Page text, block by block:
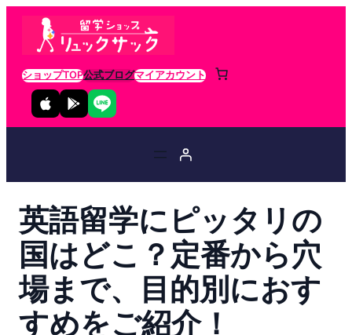
ショップTOP公式ブログマイアカウント
英語留学にピッタリの
国はどこ？定番から穴
場まで、目的別におす
すめをご紹介！